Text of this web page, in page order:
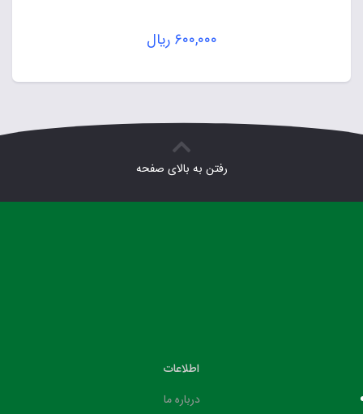
۶۰۰,۰۰۰ ریال
رفتن به بالای صفحه
اطلاعات
درباره ما